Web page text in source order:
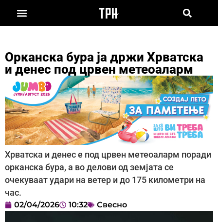
Орканска бура ја држи Хрватска
и денес под црвен метеоаларм
Хрватска и денес е под црвен метеоаларм поради
орканска бура, а во делови од земјата се
очекуваат удари на ветер и до 175 километри на
час.
02/04/2026 10:32 Свесно